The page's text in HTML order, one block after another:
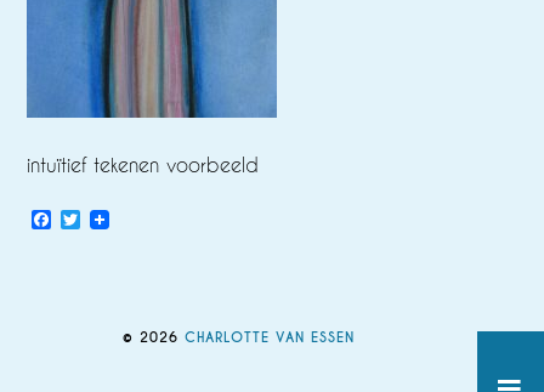
intuïtief tekenen voorbeeld
Facebook
Twitter
© 2026 CHARLOTTE VAN ESSEN